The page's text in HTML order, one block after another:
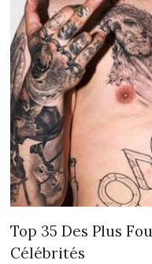
Top 35 Des Plus
Célébrités